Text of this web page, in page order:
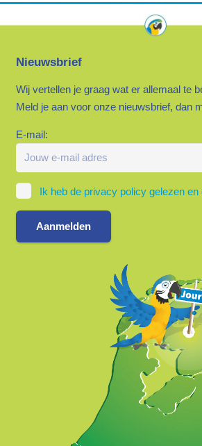
Nieuwsbrief
Wij vertellen je graag wat er allemaal te
Meld je aan voor onze nieuwsbrief, dan
E-mail:
Ik heb de privacy policy gelezen en